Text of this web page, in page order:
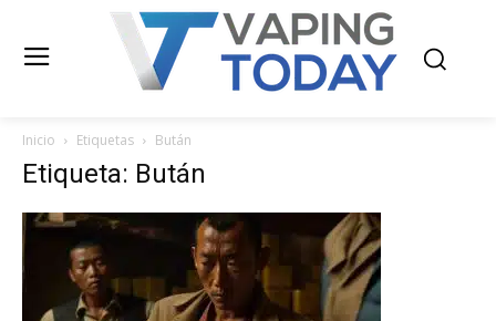
Inicio Etiquetas Bután
Etiqueta: Bután